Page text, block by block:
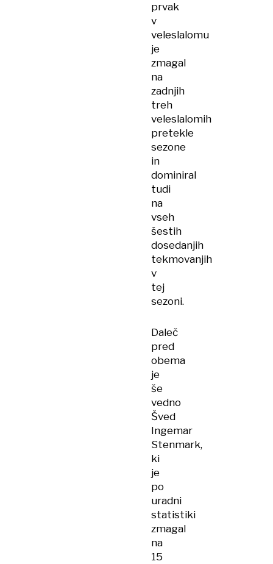
prvak
v
veleslalomu
je
zmagal
na
zadnjih
treh
veleslalomih
pretekle
sezone
in
dominiral
tudi
na
vseh
šestih
dosedanjih
tekmovanjih
v
tej
sezoni.
Daleč
pred
obema
je
še
vedno
Šved
Ingemar
Stenmark,
ki
je
po
uradni
statistiki
zmagal
na
15